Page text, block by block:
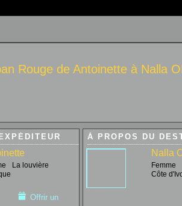
Rouge de Antoinette à Nalla
La louvière
Offrir un
À PROPOS DU
Nalla
Femme
Côte